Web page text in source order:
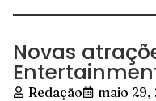
Novas
Redação maio 29,